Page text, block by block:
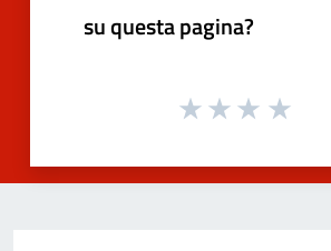
su questa pagina?